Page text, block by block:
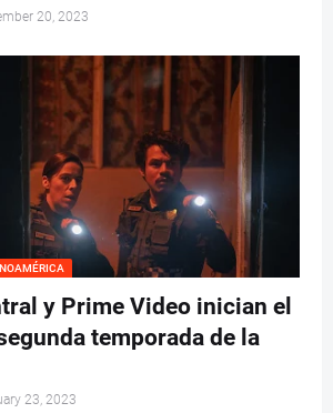
20, 2023
y Prime Video inician el
temporada de la
23, 2023